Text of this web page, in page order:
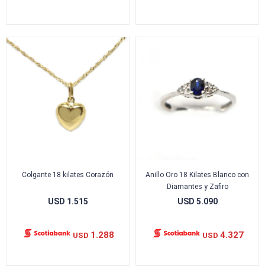
Colgante 18 kilates Corazón
USD 1.515
USD 1.288
Anillo Oro 18 Kilates Blanco con
Diamantes y Zafiro
USD 5.090
USD 4.327